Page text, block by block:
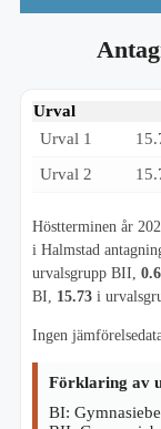
Urval
Urval 1
Urval 2
Höstterminen år
i Halmstad
urvalsgrupp BII,
BI, 15.73 i
Ingen
Förklaring av
BI: